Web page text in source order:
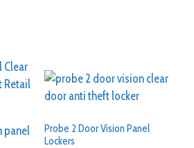
Probe 2 Door Vision Panel
Lockers